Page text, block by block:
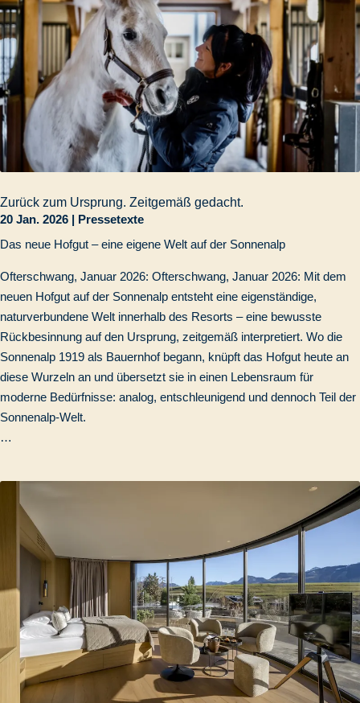
Zurück zum Ursprung. Zeitgemäß gedacht.
20 Jan. 2026 | Pressetexte
Das neue Hofgut – eine eigene Welt auf der Sonnenalp
Ofterschwang, Januar 2026: Ofterschwang, Januar 2026: Mit dem
neuen Hofgut auf der Sonnenalp entsteht eine eigenständige,
naturverbundene Welt innerhalb des Resorts – eine bewusste
Rückbesinnung auf den Ursprung, zeitgemäß interpretiert. Wo die
Sonnenalp 1919 als Bauernhof begann, knüpft das Hofgut heute an
diese Wurzeln an und übersetzt sie in einen Lebensraum für
moderne Bedürfnisse: analog, entschleunigend und dennoch Teil der
Sonnenalp-Welt.
…